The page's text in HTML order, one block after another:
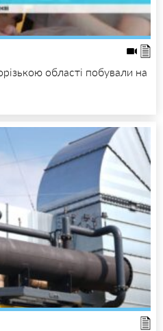
області побували на